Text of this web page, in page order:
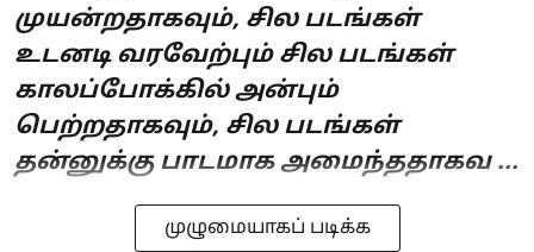
முயன்றதாகவும், சில படங்கள்
உடனடி வரவேற்பும் சில படங்கள்
காலப்போக்கில் அன்பும்
பெற்றதாகவும், சில படங்கள்
தன்னுக்கு பாடமாக அமைந்ததாகவ ...
முழுமையாகப் படிக்க